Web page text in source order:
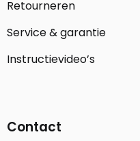
Retourneren
Service & garantie
Instructievideo’s
Contact